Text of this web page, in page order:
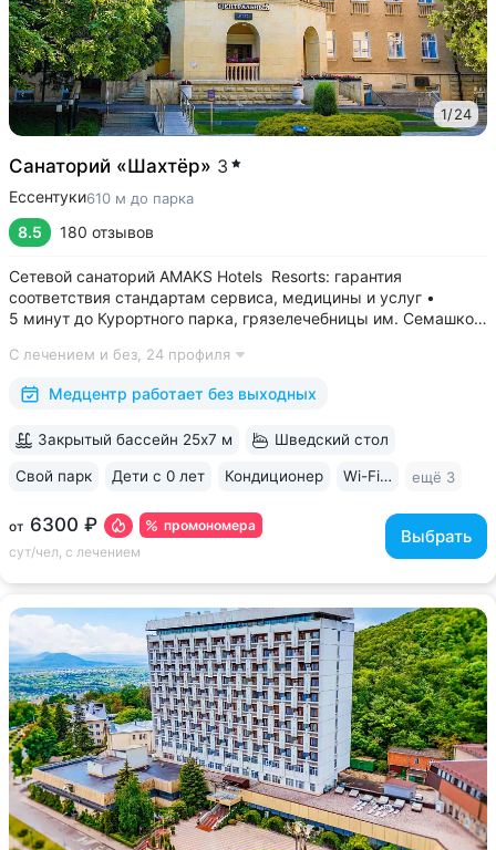
1/24
Санаторий «Шахтёр» 3
Ессентуки610 м до парка
8.5 180 отзывов
Сетевой санаторий AMAKS Hotels Resorts: гарантия
соответствия стандартам сервиса, медицины и услуг •
5 минут до Курортного парка, грязелечебницы им. Семашко,
водой Ессентуки № 4 и № 17 • Главный корпус
«Центральный» — историческое здание...
С лечением и без, 24 профиля
Медцентр работает без выходных
промономера
от 6300 ₽
сут/чел, с лечением
Выбрать
Закрытый бассейн 25х7 м Шведский стол
Свой парк Дети с 0 лет Кондиционер Wi-Fi в номерах ещё 3